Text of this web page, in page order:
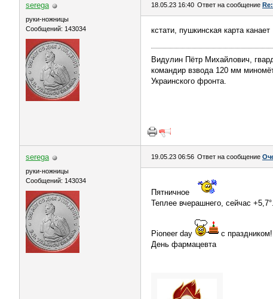
serega
руки-ножницы
Сообщений: 143034
18.05.23 16:40 Ответ на сообщение
кстати, пушкинская карта канает
Видулин Пётр Михайлович,
командир взвода 120 мм
Украинского фронта.
serega
руки-ножницы
Сообщений: 143034
19.05.23 06:56 Ответ на сообщение
Пятничное
Теплее вчерашнего, сейчас
Pioneer day
с праздником!
День фармацевта